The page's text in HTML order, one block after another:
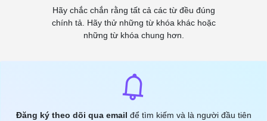
Hãy chắc chắn rằng tất cả các từ đều đúng
chính tả. Hãy thử những từ khóa khác hoặc
những từ khóa chung hơn.
Đăng ký theo dõi qua email để tìm kiếm và là người đầu tiên